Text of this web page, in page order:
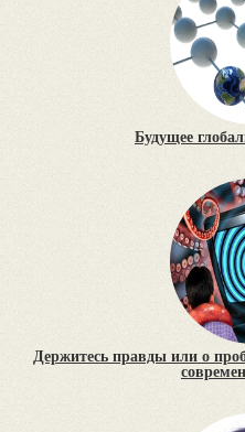
Будущее
Держитесь правды или о